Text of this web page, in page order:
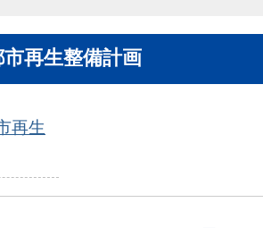
再生整備計画
再生